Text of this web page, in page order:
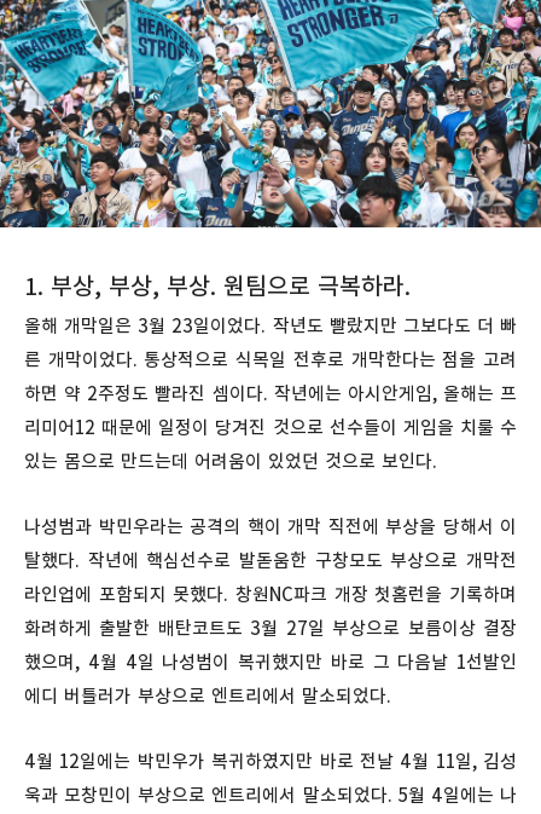
1. 부상, 부상, 부상. 원팀으로 극복하라.
올해 개막일은 3월 23일이었다. 작년도 빨랐지만 그보다도 더 빠
른 개막이었다. 통상적으로 식목일 전후로 개막한다는 점을 고려
하면 약 2주정도 빨라진 셈이다. 작년에는 아시안게임, 올해는 프
리미어12 때문에 일정이 당겨진 것으로 선수들이 게임을 치룰 수
있는 몸으로 만드는데 어려움이 있었던 것으로 보인다.
나성범과 박민우라는 공격의 핵이 개막 직전에 부상을 당해서 이
탈했다. 작년에 핵심선수로 발돋움한 구창모도 부상으로 개막전
라인업에 포함되지 못했다. 창원NC파크 개장 첫홈런을 기록하며
화려하게 출발한 배탄코트도 3월 27일 부상으로 보름이상 결장
했으며, 4월 4일 나성범이 복귀했지만 바로 그 다음날 1선발인
에디 버틀러가 부상으로 엔트리에서 말소되었다.
4월 12일에는 박민우가 복귀하였지만 바로 전날 4월 11일, 김성
욱과 모창민이 부상으로 엔트리에서 말소되었다. 5월 4일에는 나